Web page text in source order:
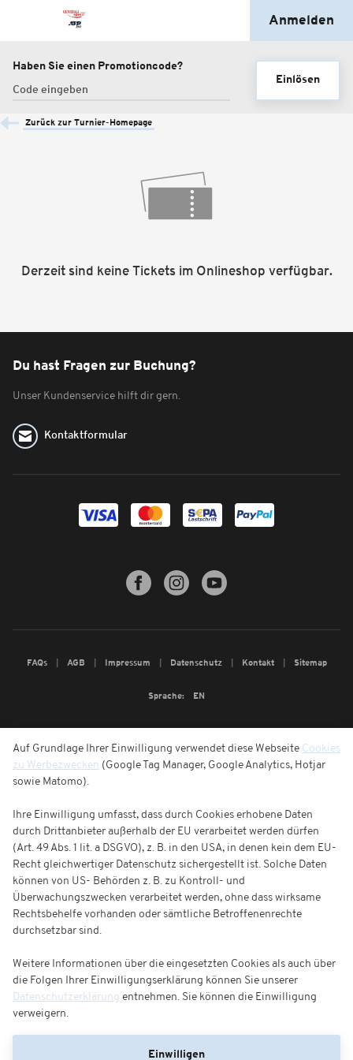
Anmelden
Haben Sie einen Promotioncode?
Einlösen
Zurück zur Turnier-Homepage
Derzeit sind keine Tickets im Onlineshop verfügbar.
Du hast Fragen zur Buchung?
Unser Kundenservice hilft dir gern.
Kontaktformular
FAQs AGB Impressum Datenschutz Kontakt Sitemap
Sprache: EN
Auf Grundlage Ihrer Einwilligung verwendet diese Webseite Cookies
zu Werbezwecken (Google Tag Manager, Google Analytics, Hotjar
sowie Matomo).
Ihre Einwilligung umfasst, dass durch Cookies erhobene Daten
durch Drittanbieter außerhalb der EU verarbeitet werden dürfen
(Art. 49 Abs. 1 lit. a DSGVO), z. B. in den USA, in denen kein dem EU-
Recht gleichwertiger Datenschutz sichergestellt ist. Solche Daten
können von US- Behörden z. B. zu Kontroll- und
Überwachungszwecken verarbeitet werden, ohne dass wirksame
Rechtsbehelfe vorhanden oder sämtliche Betroffenenrechte
durchsetzbar sind.
Weitere Informationen über die eingesetzten Cookies als auch über
die Folgen Ihrer Einwilligungserklärung können Sie unserer
Datenschutzerklärung entnehmen. Sie können die Einwilligung
verweigern.
Einwilligen